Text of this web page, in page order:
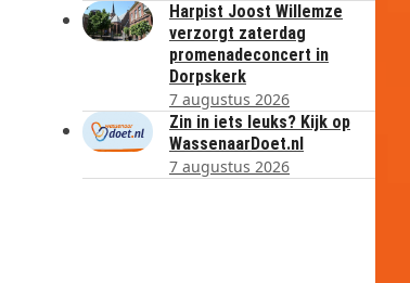
Harpist Joost Willemze
verzorgt zaterdag
promenadeconcert in
Dorpskerk
7 augustus 2026
Zin in iets leuks? Kijk op
WassenaarDoet.nl
7 augustus 2026